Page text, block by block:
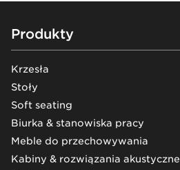
Footer
Produkty
Krzesła
Stoły
Soft seating
Biurka & stanowiska pracy
Meble do przechowywania
Kabiny & rozwiązania akustyczne